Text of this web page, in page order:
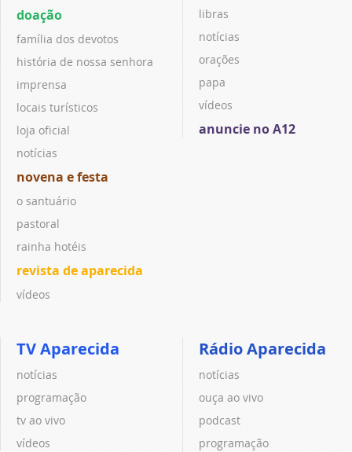
doação
família dos devotos
história de nossa senhora
imprensa
locais turísticos
loja oficial
notícias
novena e festa
o santuário
pastoral
rainha hotéis
revista de aparecida
vídeos
libras
notícias
orações
papa
vídeos
anuncie no A12
TV Aparecida
notícias
programação
tv ao vivo
vídeos
Rádio Aparecida
notícias
ouça ao vivo
podcast
programação